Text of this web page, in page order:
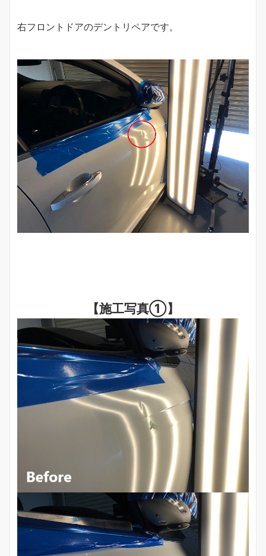
右フロントドアのデントリペアです。
【施工写真①】